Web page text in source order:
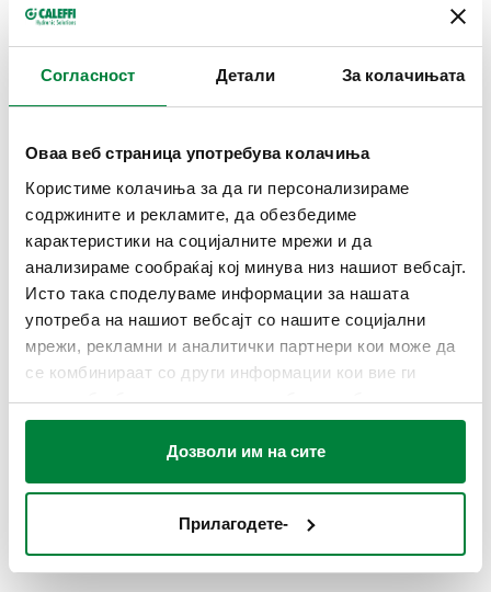
Согласност Детали За колачињата
Оваа веб страница употребува колачиња
Користиме колачиња за да ги персонализираме
содржините и рекламите, да обезбедиме
карактеристики на социјалните мрежи и да
анализираме сообраќај кој минува низ нашиот вебсајт.
Исто така споделуваме информации за нашата
употреба на нашиот вебсајт со нашите социјални
мрежи, рекламни и аналитички партнери кои може да
се комбинираат со други информации кои вие ги
имате обезбедено или кои можеби се собрани од
вашата употреба на нивните услуги.
Дозволи им на сите
Прилагодете-
Мерач на температура за системи за ладење.
ТЕХНИЧКИ ПОДАТОЦИ
:80 mm
Класа на точност:Температурен мерач UNI 2
Вага за мерач на температура:-30–50 °C
ЦРТЕЖИ И СПЕЦИФИКАЦИИ
Број на дел
централна задна врска